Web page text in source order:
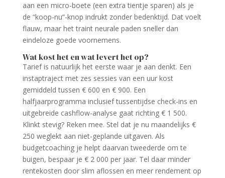
aan een micro-boete (een extra tientje sparen) als je
de “koop-nu”-knop indrukt zonder bedenktijd. Dat voelt
flauw, maar het traint neurale paden sneller dan
eindeloze goede voornemens.
Wat kost het en wat levert het op?
Tarief is natuurlijk het eerste waar je aan denkt. Een
instaptraject met zes sessies van een uur kost
gemiddeld tussen € 600 en € 900. Een
halfjaarprogramma inclusief tussentijdse check-ins en
uitgebreide cashflow-analyse gaat richting € 1 500.
Klinkt stevig? Reken mee. Stel dat je nu maandelijks €
250 weglekt aan niet-geplande uitgaven. Als
budgetcoaching je helpt daarvan tweederde om te
buigen, bespaar je € 2 000 per jaar. Tel daar minder
rentekosten door slim aflossen en meer rendement op